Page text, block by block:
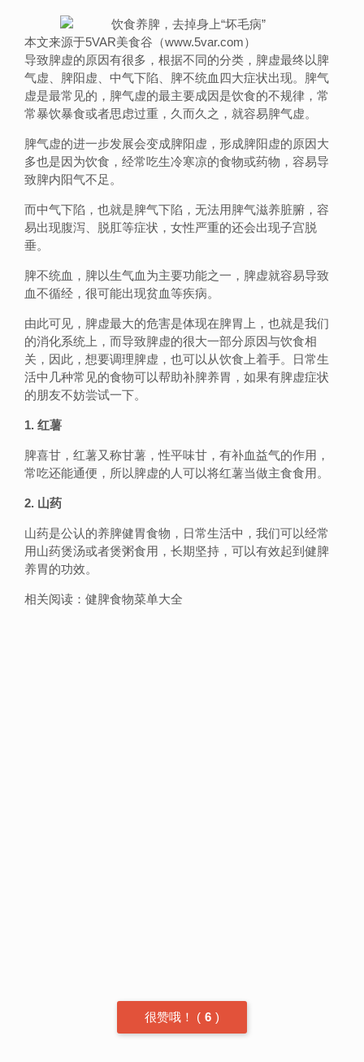
本文来源于5VAR美食谷（www.5var.com）
导致脾虚的原因有很多，根据不同的分类，脾虚最终以脾
气虚、脾阳虚、中气下陷、脾不统血四大症状出现。脾气
虚是最常见的，脾气虚的最主要成因是饮食的不规律，常
常暴饮暴食或者思虑过重，久而久之，就容易脾气虚。
脾气虚的进一步发展会变成脾阳虚，形成脾阳虚的原因大
多也是因为饮食，经常吃生冷寒凉的食物或药物，容易导
致脾内阳气不足。
而中气下陷，也就是脾气下陷，无法用脾气滋养脏腑，容
易出现腹泻、脱肛等症状，女性严重的还会出现子宫脱
垂。
脾不统血，脾以生气血为主要功能之一，脾虚就容易导致
血不循经，很可能出现贫血等疾病。
由此可见，脾虚最大的危害是体现在脾胃上，也就是我们
的消化系统上，而导致脾虚的很大一部分原因与饮食相
关，因此，想要调理脾虚，也可以从饮食上着手。日常生
活中几种常见的食物可以帮助补脾养胃，如果有脾虚症状
的朋友不妨尝试一下。
1. 红薯
脾喜甘，红薯又称甘薯，性平味甘，有补血益气的作用，
常吃还能通便，所以脾虚的人可以将红薯当做主食食用。
2. 山药
山药是公认的养脾健胃食物，日常生活中，我们可以经常
用山药煲汤或者煲粥食用，长期坚持，可以有效起到健脾
养胃的功效。
相关阅读：健脾食物菜单大全
很赞哦！ ( 6 )